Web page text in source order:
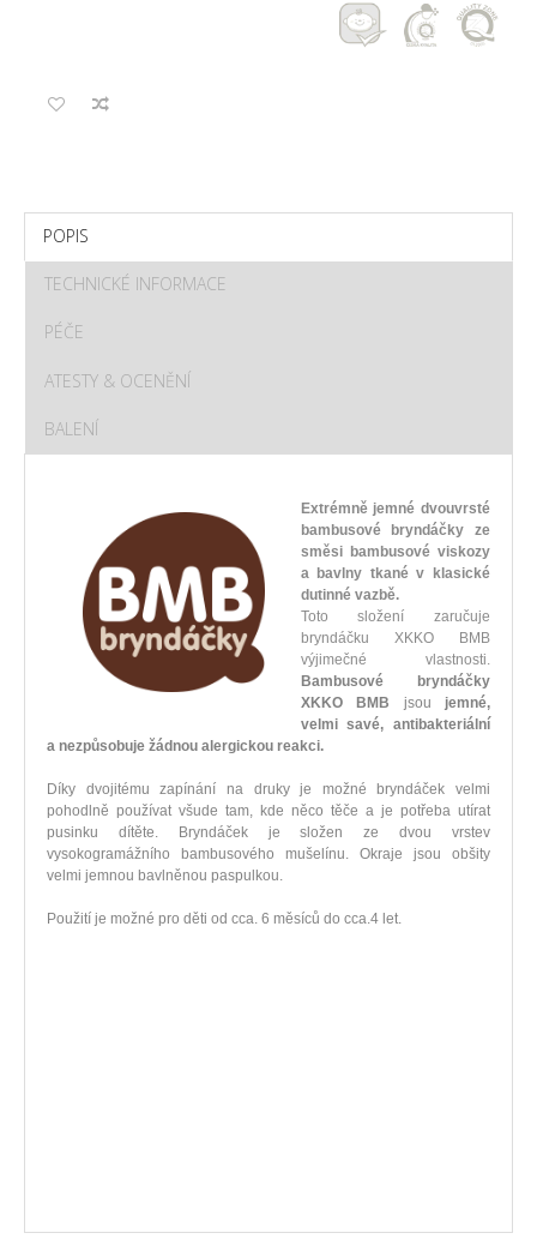
POPIS
TECHNICKÉ INFORMACE
PÉČE
ATESTY & OCENĚNÍ
BALENÍ
Extrémně jemné dvouvrsté
bambusové bryndáčky ze
směsi bambusové viskozy
a bavlny tkané v klasické
dutinné vazbě.
Toto složení zaručuje
bryndáčku XKKO BMB
výjimečné vlastnosti.
Bambusové bryndáčky
XKKO BMB jsou jemné,
velmi savé, antibakteriální
a nezpůsobuje žádnou alergickou reakci.
Díky dvojitému zapínání na druky je možné bryndáček velmi
pohodlně používat všude tam, kde něco těče a je potřeba utírat
pusinku dítěte. Bryndáček je složen ze dvou vrstev
vysokogramážního bambusového mušelínu. Okraje jsou obšity
velmi jemnou bavlněnou paspulkou.
Použití je možné pro děti od cca. 6 měsíců do cca.4 let.